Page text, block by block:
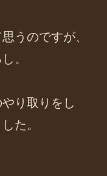
うのですが、
。
り取りをし
た。